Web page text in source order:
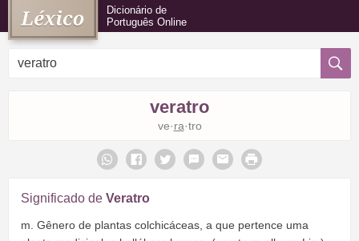
Dicionário de
Português Online
veratro
ve·ra·tro
Significado de Veratro
m. Gênero de plantas colchicáceas, a que pertence uma